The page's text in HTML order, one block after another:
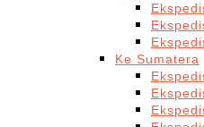
Ke Sumatera